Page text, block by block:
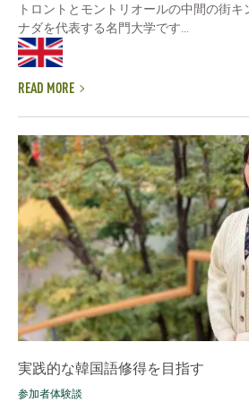
トロントとモントリオールの中間の街
ナダを代表する名門大学です...
READ MORE
実践的な韓国語修得を目指す
参加者体験談